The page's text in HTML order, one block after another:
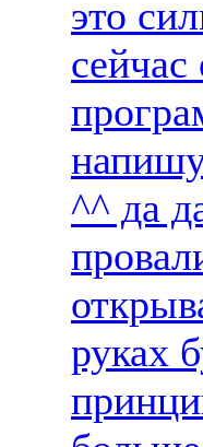
это
сейчас
^^ да
руках